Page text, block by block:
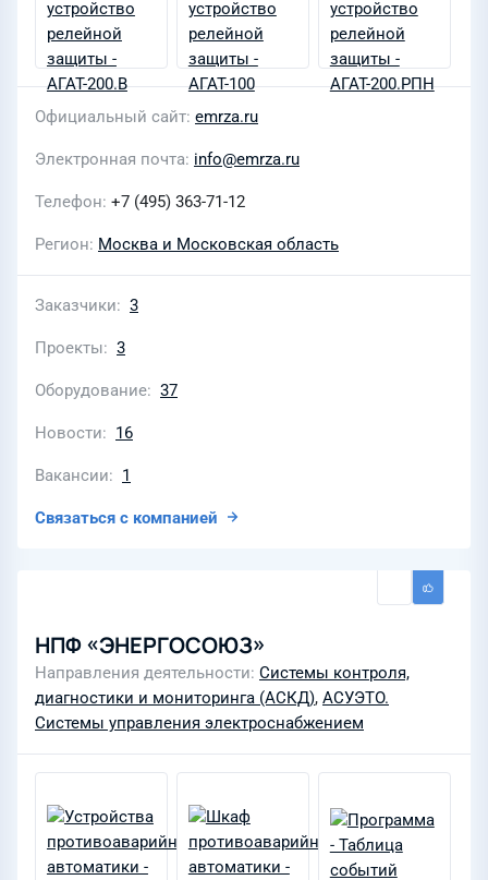
Официальный сайт emrza.ru
Электронная почта info@emrza.ru
Телефон +7 (495) 363-71-12
Регион Москва и Московская область
Заказчики 3
Проекты 3
Оборудование 37
Новости 16
Вакансии 1
Связаться с компанией
НПФ «ЭНЕРГОСОЮЗ»
Направления деятельности Системы контроля,
диагностики и мониторинга (АСКД), АСУЭТО.
Системы управления электроснабжением